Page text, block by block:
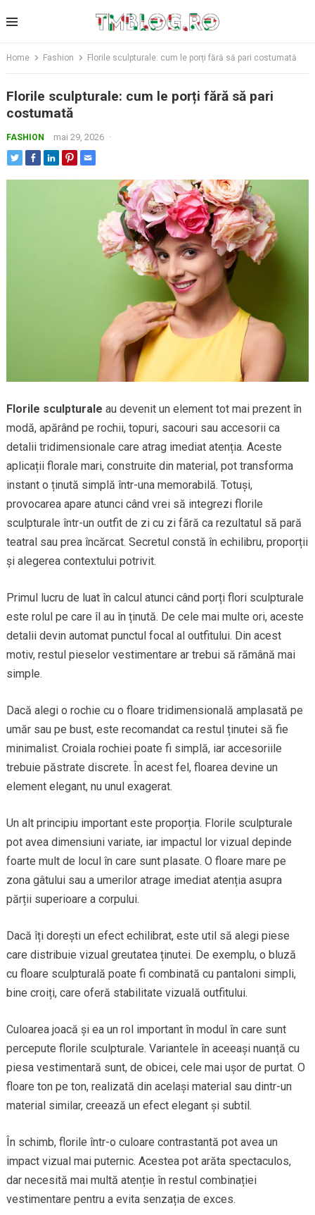
to
Home Fashion Florile sculpturale: cum le porți fără să pari costumată
Florile sculpturale: cum le porți fără să pari
costumată
FASHION mai 29, 2026 ·
Florile sculpturale au devenit un element tot mai prezent în
modă, apărând pe rochii, topuri, sacouri sau accesorii ca
detalii tridimensionale care atrag imediat atenția. Aceste
aplicații florale mari, construite din material, pot transforma
instant o ținută simplă într-una memorabilă. Totuși,
provocarea apare atunci când vrei să integrezi florile
sculpturale într-un outfit de zi cu zi fără ca rezultatul să pară
teatral sau prea încărcat. Secretul constă în echilibru, proporții
și alegerea contextului potrivit.
Primul lucru de luat în calcul atunci când porți flori sculpturale
este rolul pe care îl au în ținută. De cele mai multe ori, aceste
detalii devin automat punctul focal al outfitului. Din acest
motiv, restul pieselor vestimentare ar trebui să rămână mai
simple.
Dacă alegi o rochie cu o floare tridimensională amplasată pe
umăr sau pe bust, este recomandat ca restul ținutei să fie
minimalist. Croiala rochiei poate fi simplă, iar accesoriile
trebuie păstrate discrete. În acest fel, floarea devine un
element elegant, nu unul exagerat.
Un alt principiu important este proporția. Florile sculpturale
pot avea dimensiuni variate, iar impactul lor vizual depinde
foarte mult de locul în care sunt plasate. O floare mare pe
zona gâtului sau a umerilor atrage imediat atenția asupra
părții superioare a corpului.
Dacă îți dorești un efect echilibrat, este util să alegi piese
care distribuie vizual greutatea ținutei. De exemplu, o bluză
cu floare sculpturală poate fi combinată cu pantaloni simpli,
bine croiți, care oferă stabilitate vizuală outfitului.
Culoarea joacă și ea un rol important în modul în care sunt
percepute florile sculpturale. Variantele în aceeași nuanță cu
piesa vestimentară sunt, de obicei, cele mai ușor de purtat. O
floare ton pe ton, realizată din același material sau dintr-un
material similar, creează un efect elegant și subtil.
În schimb, florile într-o culoare contrastantă pot avea un
impact vizual mai puternic. Acestea pot arăta spectaculos,
dar necesită mai multă atenție în restul combinației
vestimentare pentru a evita senzația de exces.